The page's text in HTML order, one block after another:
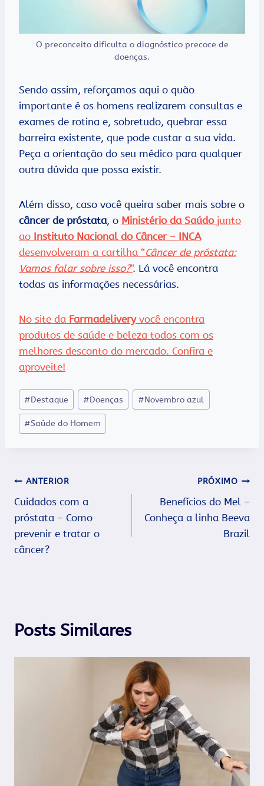
O preconceito dificulta o diagnóstico precoce de
doenças.
Sendo assim, reforçamos aqui o quão
importante é os homens realizarem consultas e
exames de rotina e, sobretudo, quebrar essa
barreira existente, que pode custar a sua vida.
Peça a orientação do seu médico para qualquer
outra dúvida que possa existir.
Além disso, caso você queira saber mais sobre o
câncer de próstata, o Ministério da Saúdo junto
ao Instituto Nacional do Câncer– INCA
desenvolveram a cartilha “Câncer de próstata:
Vamos falar sobre isso?“. Lá você encontra
todas as informações necessárias.
No site da Farmadeliveryvocê encontra
produtos de saúde e beleza todos com os
melhores desconto do mercado. Confira e
aproveite!
Tags
do
Post:
#Destaque #Doenças #Novembro azul
#Saúde do Homem
Navegação
de
Post
ANTERIOR
Cuidados com a
próstata – Como
prevenir e tratar o
câncer?
PRÓXIMO
Benefícios do Mel –
Conheça a linha Beeva
Brazil
Posts Similares